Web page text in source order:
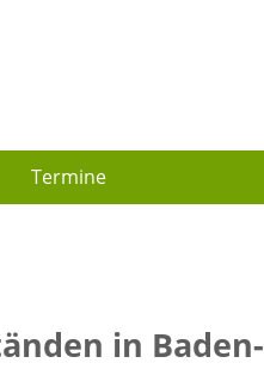
Termine
in Baden-